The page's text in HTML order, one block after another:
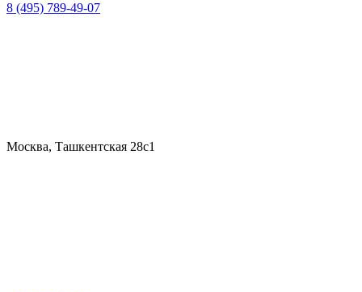
8 (495) 789-49-07
Москва, Ташкентская 28с1